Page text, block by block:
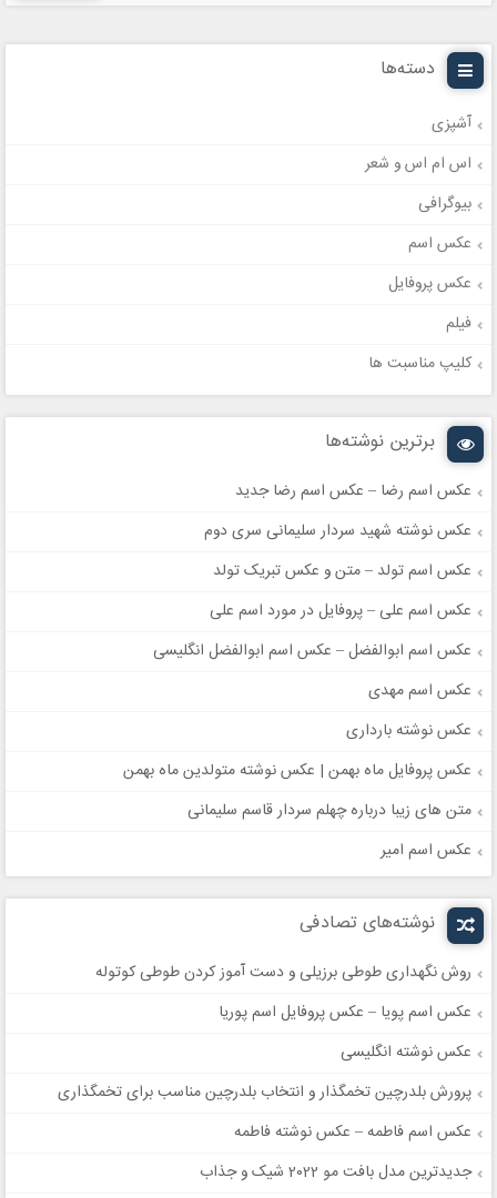
دسته‌ها
آشپزی
اس ام اس و شعر
بیوگرافی
عکس اسم
عکس پروفایل
فیلم
کلیپ مناسبت ها
برترین نوشته‌ها
عکس اسم رضا – عکس اسم رضا جدید
عکس نوشته شهید سردار سلیمانی سری دوم
عکس اسم تولد – متن و عکس تبریک تولد
عکس اسم علی – پروفایل در مورد اسم علی
عکس اسم ابوالفضل – عکس اسم ابوالفضل انگلیسی
عکس اسم مهدی
عکس نوشته بارداری
عکس پروفایل ماه بهمن | عکس نوشته متولدین ماه بهمن
متن های زیبا درباره چهلم سردار قاسم سلیمانی
عکس اسم امیر
نوشته‌های تصادفی
روش نگهداری طوطی برزیلی و دست آموز کردن طوطی کوتوله
عکس اسم پویا – عکس پروفایل اسم پوریا
عکس نوشته انگلیسی
پرورش بلدرچین تخمگذار و انتخاب بلدرچین مناسب برای تخمگذاری
عکس اسم فاطمه – عکس نوشته فاطمه
جدیدترین مدل بافت مو 2022 شیک و جذاب